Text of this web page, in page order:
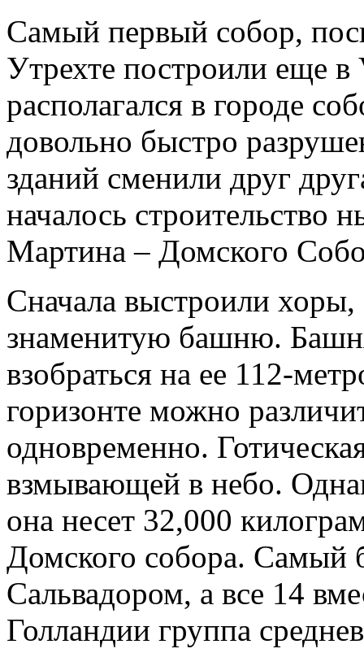
Самый первый собор,
Утрехте построили еще
располагался в городе
довольно быстро
зданий сменили друг
началось строительство
Мартина – Домского
Сначала выстроили хоры,
знаменитую башню.
взобраться на ее 112-
горизонте можно
одновременно.
взмывающей в небо.
она несет 32,000
Домского собора. Самый
Сальвадором, а все 14
Голландии группа